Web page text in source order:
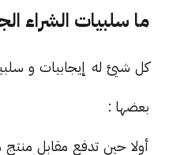
ما سلبيات الشراء
كل شيئ له إيجابيات و
بعضها :
أولا حين تدفع مقابل